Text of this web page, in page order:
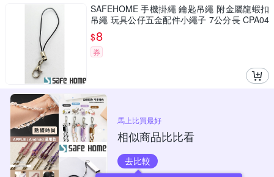
SAFEHOME 手機掛繩 鑰匙吊繩 附金屬龍蝦扣
吊繩 玩具公仔五金配件小繩子 7公分長 CPA04
1
$8
券
馬上比買最好
相似商品比比看
去比較